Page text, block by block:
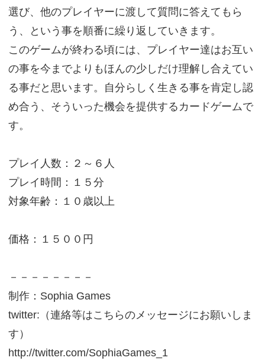
選び、他のプレイヤーに渡して質問に答えてもら
う、という事を順番に繰り返していきます。
このゲームが終わる頃には、プレイヤー達はお互い
の事を今までよりもほんの少しだけ理解し合えてい
る事だと思います。自分らしく生きる事を肯定し認
め合う、そういった機会を提供するカードゲームで
す。
プレイ人数：２～６人
プレイ時間：１５分
対象年齢：１０歳以上
価格：１５００円
－－－－－－－－
制作：Sophia Games
twitter:（連絡等はこちらのメッセージにお願いしま
す）
http://twitter.com/SophiaGames_1